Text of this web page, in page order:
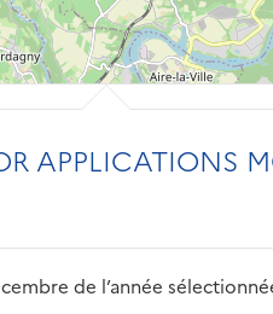
APPLICATIONS
de l’année